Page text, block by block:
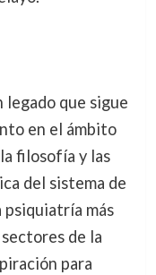
que sigue
en el ámbito
filosofía y las
del sistema de
psiquiatría más
de la
para